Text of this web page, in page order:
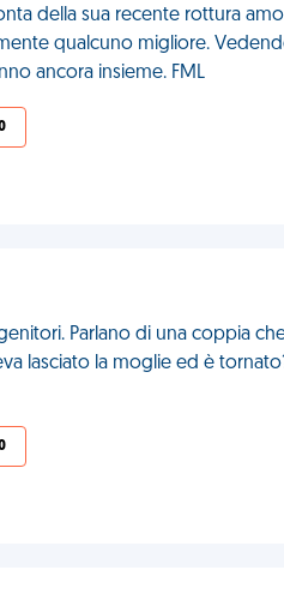
della sua recente rottura
qualcuno migliore.
ancora insieme. FML
Parlano di una coppia
lasciato la moglie ed è